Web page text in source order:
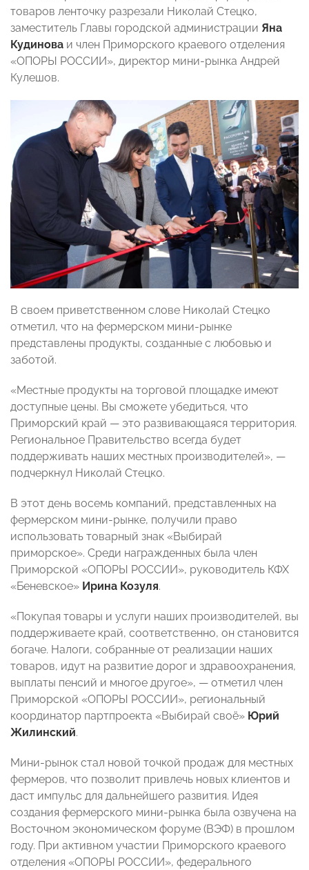
товаров ленточку разрезали Николай Стецко,
заместитель Главы городской администрации Яна
Кудинова и член Приморского краевого отделения
«ОПОРЫ РОССИИ», директор мини-рынка Андрей
Кулешов.
В своем приветственном слове Николай Стецко
отметил, что на фермерском мини-рынке
представлены продукты, созданные с любовью и
заботой.
«Местные продукты на торговой площадке имеют
доступные цены. Вы сможете убедиться, что
Приморский край — это развивающаяся территория.
Региональное Правительство всегда будет
поддерживать наших местных производителей», —
подчеркнул Николай Стецко.
В этот день восемь компаний, представленных на
фермерском мини-рынке, получили право
использовать товарный знак «Выбирай
приморское». Среди награжденных была член
Приморской «ОПОРЫ РОССИИ», руководитель КФХ
«Беневское» Ирина Козуля.
«Покупая товары и услуги наших производителей, вы
поддерживаете край, соответственно, он становится
богаче. Налоги, собранные от реализации наших
товаров, идут на развитие дорог и здравоохранения,
выплаты пенсий и многое другое», — отметил член
Приморской «ОПОРЫ РОССИИ», региональный
координатор партпроекта «Выбирай своё» Юрий
Жилинский.
Мини-рынок стал новой точкой продаж для местных
фермеров, что позволит привлечь новых клиентов и
даст импульс для дальнейшего развития. Идея
создания фермерского мини-рынка была озвучена на
Восточном экономическом форуме (ВЭФ) в прошлом
году. При активном участии Приморского краевого
отделения «ОПОРЫ РОССИИ», федерального